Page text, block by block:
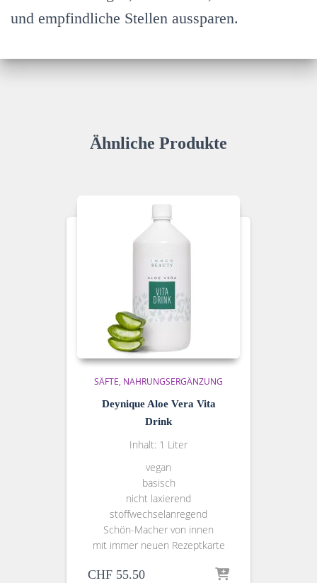
und empfindliche Stellen aussparen.
Ähnliche Produkte
SÄFTE NAHRUNGSERGÄNZUNG
Deynique Aloe Vera Vita
Drink
Inhalt: 1 Liter
vegan
basisch
nicht laxierend
stoffwechselanregend
Schön-Macher von innen
mit immer neuen Rezeptkarte
CHF 55.50